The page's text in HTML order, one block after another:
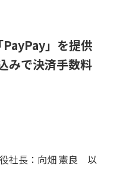
」を提供
みで決済手数料
役社長：向畑 憲良 以